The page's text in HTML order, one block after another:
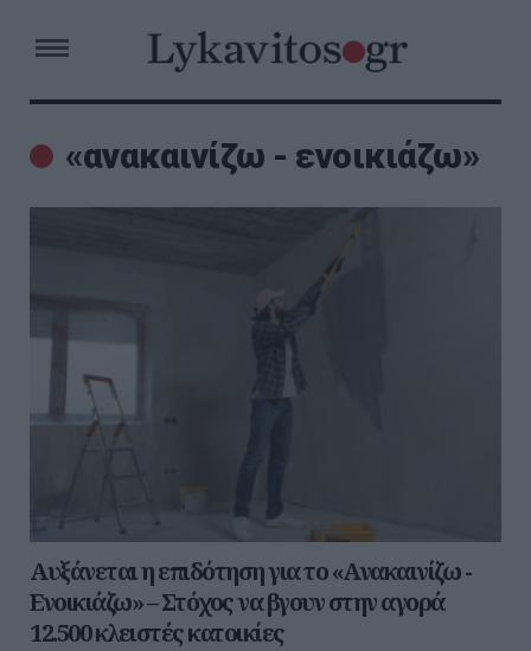
«ανακαινίζω - ενοικιάζω»
Αυξάνεται η επιδότηση για το «Ανακαινίζω -
Ενοικιάζω» – Στόχος να βγουν στην αγορά
12.500 κλειστές κατοικίες